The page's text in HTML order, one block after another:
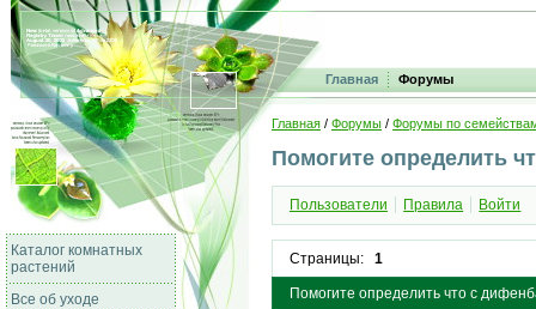
Главная Форумы
Каталог комнатных
растений
Все об уходе
Главная / Форумы / Форумы по
Помогите определить
Пользователи Правила Войти
Страницы: 1
Помогите определить что с